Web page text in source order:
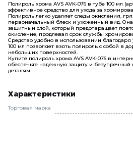
Полироль хрома AVS AVK-076 в тубе 100 мл
эффективное средство для ухода за
Полироль легко удаляет следы окисления,
первоначальный блеск и ухоженный вид. Она
защитный слой, который предотвращает
окисление, продлевая срок службы
Средство удобно в использовании
100 мл позволяет взять полироль с собой в
небольших поверхностей.
Купите полироль хрома AVS AVK-076 в
обеспечьте надёжную защиту и
деталям!
Характеристики
Торговая марка